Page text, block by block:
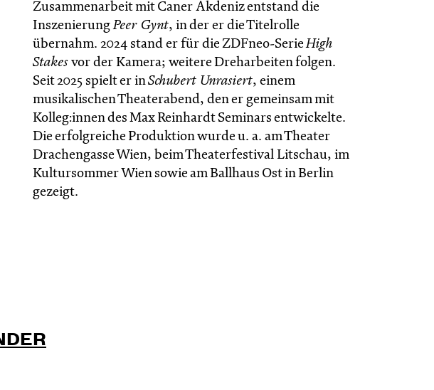
Zusammenarbeit mit Caner Akdeniz entstand die
InszenierungPeer Gynt, in der er die Titelrolle
übernahm. 2024 stand er für die ZDFneo-SerieHigh
Stakes vor der Kamera; weitere Dreharbeiten folgen.
Seit 2025 spielt er inSchubert Unrasiert, einem
musikalischen Theaterabend, den er gemeinsam mit
Kolleg:innen des Max Reinhardt Seminars entwickelte.
Die erfolgreiche Produktion wurde u. a. am Theater
Drachengasse Wien, beim Theaterfestival Litschau, im
Kultursommer Wien sowie am Ballhaus Ost in Berlin
gezeigt.